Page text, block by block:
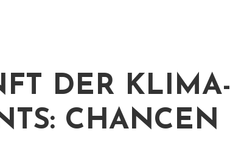
DER KLIMA-
CHANCEN